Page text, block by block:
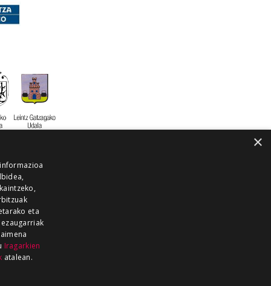
GUKA
×
eta
Iragarkien
atalean.